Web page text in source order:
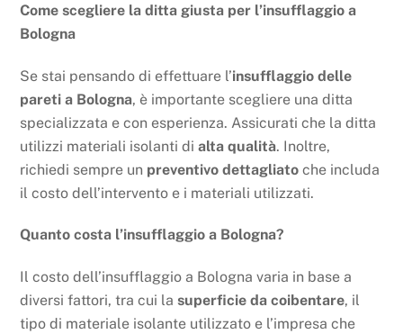
Come scegliere la ditta giusta per l’insufflaggio a
Bologna
Se stai pensando di effettuare l’insufflaggio delle
pareti a Bologna, è importante scegliere una ditta
specializzata e con esperienza. Assicurati che la ditta
utilizzi materiali isolanti dialta qualità. Inoltre,
richiedi sempre un preventivo dettagliato che includa
il costo dell’intervento e i materiali utilizzati.
Quanto costa l’insufflaggio a Bologna?
Il costo dell’insufflaggio a Bologna varia in base a
diversi fattori, tra cui lasuperficie da coibentare, il
tipo di materiale isolante utilizzato e l’impresa che